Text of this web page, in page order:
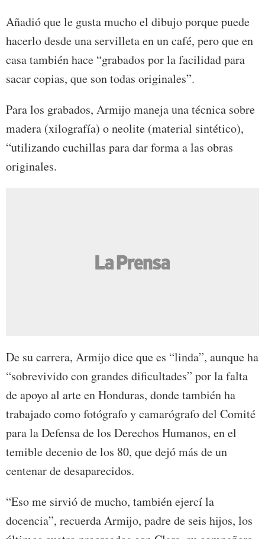
Añadió que le gusta mucho el dibujo porque puede
hacerlo desde una servilleta en un café, pero que en
casa también hace “grabados por la facilidad para
sacar copias, que son todas originales”.
Para los grabados, Armijo maneja una técnica sobre
madera (xilografía) o neolite (material sintético),
“utilizando cuchillas para dar forma a las obras
originales.
De su carrera, Armijo dice que es “linda”, aunque ha
“sobrevivido con grandes dificultades” por la falta
de apoyo al arte en Honduras, donde también ha
trabajado como fotógrafo y camarógrafo del Comité
para la Defensa de los Derechos Humanos, en el
temible decenio de los 80, que dejó más de un
centenar de desaparecidos.
“Eso me sirvió de mucho, también ejercí la
docencia”, recuerda Armijo, padre de seis hijos, los